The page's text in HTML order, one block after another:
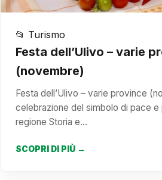
📂 Turismo
Festa dell’Ulivo – varie
(novembre)
Festa dell’Ulivo – varie province
celebrazione del simbolo di pace e
regione Storia e…
SCOPRI DI PIÙ →